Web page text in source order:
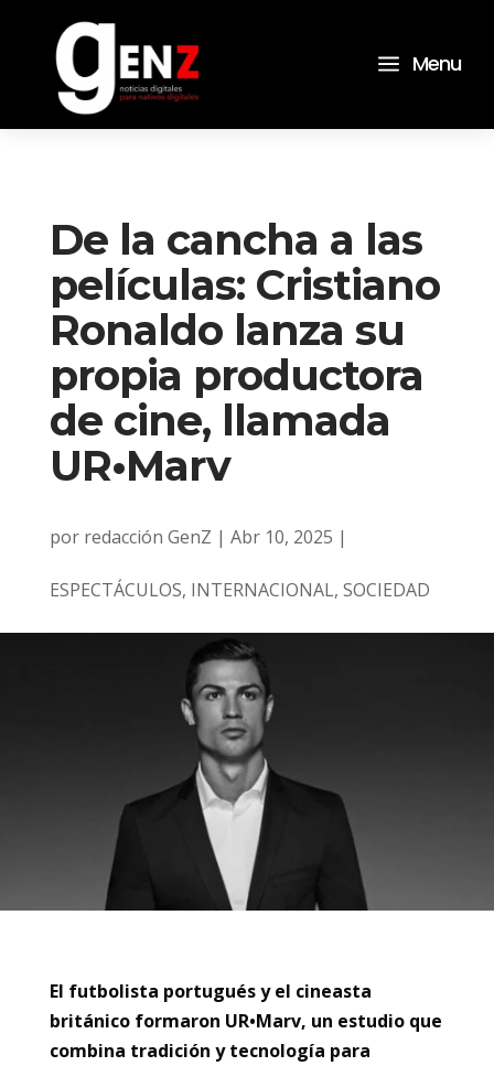
a Menu
De la cancha a las
películas: Cristiano
Ronaldo lanza su
propia productora
de cine, llamada
UR•Marv
por redacción GenZ | Abr 10, 2025 |
ESPECTÁCULOS, INTERNACIONAL, SOCIEDAD
El futbolista portugués y el cineasta
británico formaron UR•Marv, un estudio que
combina tradición y tecnología para